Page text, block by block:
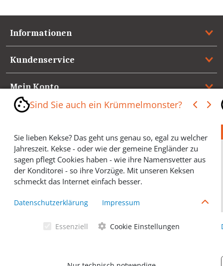
Informationen
Kundenservice
Mein Konto
Referenzen
Medienspiegel & Presseinformationen
*** Vertrag widerrufen ***
Sind Sie auch ein Krümmelmonster?
Sie lieben Kekse? Das geht uns genau so, egal zu welcher
Jahreszeit. Kekse - oder wie der gemeine Engländer zu
sagen pflegt Cookies haben - wie ihre Namensvetter aus
der Konditorei - so ihre Vorzüge. Mit unseren Keksen
schmeckt das Internet einfach besser.
Cookies helfen Ihnen, Ihre gewünschten Artikel schneller
Werbung sparen und selbstverständlich anonyme
Statistiken erstellen (#Ehrensache). Deshalb schmecken
Datenschutzerklärung Impressum
Essenziell Cookie Einstellungen